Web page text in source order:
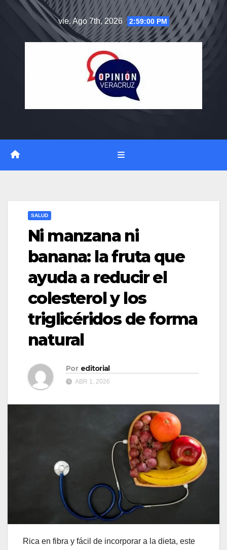
vie. Ago 7th, 2026 2:59:00 PM
SALUD
Ni manzana ni
banana: la fruta que
ayuda a reducir el
colesterol y los
triglicéridos de forma
natural
Por editorial
ABR 1, 2026
Rica en fibra y fácil de incorporar a la dieta, este